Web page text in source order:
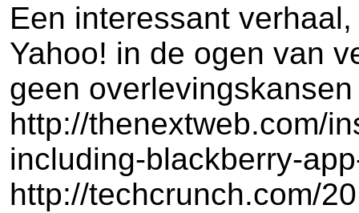
Een interessant
Yahoo! in de ogen van
geen
http://thenextweb.com/
including-blackberry-
http://techcrunch.com/